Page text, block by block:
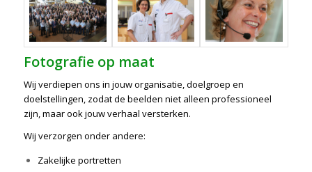
Fotografie op maat
Wij verdiepen ons in jouw organisatie, doelgroep en
doelstellingen, zodat de beelden niet alleen professioneel
zijn, maar ook jouw verhaal versterken.
Wij verzorgen onder andere:
Zakelijke portretten